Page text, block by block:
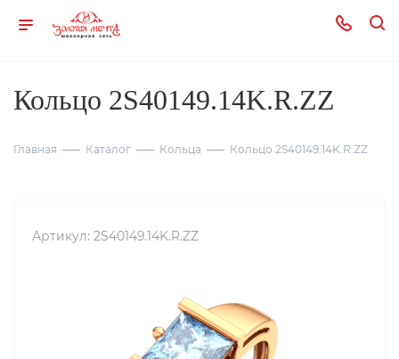
Кольцо 2S40149.14K.R.ZZ
Главная Каталог Кольца Кольцо 2S40149.14K.R.ZZ
Артикул: 2S40149.14K.R.ZZ